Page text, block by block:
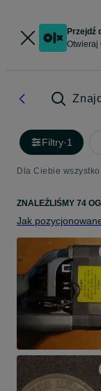
Przejdź
Otwieraj
Filtry·1
Dla Ciebie
ZNALEŹLIŚMY 74
Jak